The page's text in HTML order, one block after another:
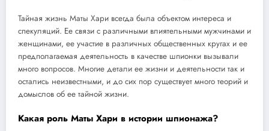
Тайная жизнь Маты Хари всегда была объектом интереса и
спекуляций. Ее связи с различными влиятельными мужчинами и
женщинами, ее участие в различных общественных кругах и ее
предполагаемая деятельность в качестве шпионки вызывали
много вопросов. Многие детали ее жизни и деятельности так и
остались неизвестными, и до сих пор существует много теорий и
домыслов об ее тайной жизни.
Какая роль Маты Хари в истории шпионажа?